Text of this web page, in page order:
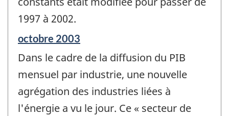
1997 à 2002.
Période
référence
de
changement
-
octobre 2003
Dans le cadre de la diffusion du PIB
mensuel par industrie, une nouvelle
agrégation des industries liées à
l'énergie a vu le jour. Ce « secteur de